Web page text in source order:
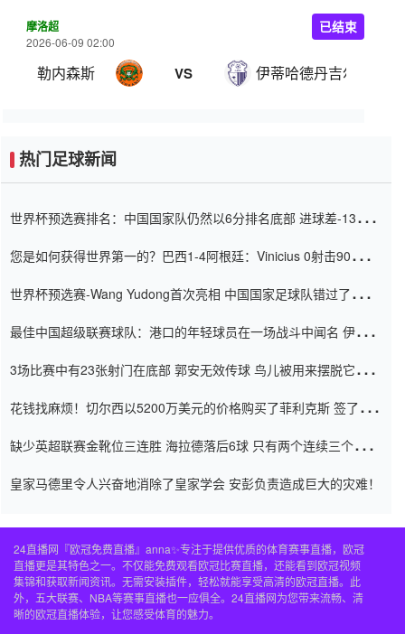
摩洛超
2026-06-09 02:00
勒内森斯 VS 伊蒂哈德丹吉尔
已结束
热门足球新闻
世界杯预选赛排名：中国国家队仍然以6分排名底部 进球差-13令人
您是如何获得世界第一的？巴西1-4阿根廷：Vinicius 0射击90分钟
世界杯预选赛-Wang Yudong首次亮相 中国国家足球队错过了世界
最佳中国超级联赛球队：港口的年轻球员在一场战斗中闻名 伊万放
3场比赛中有23张射门在底部 郭安无效传球 鸟儿被用来摆脱它
花钱找麻烦！切尔西以5200万美元的价格购买了菲利克斯 签了7年
缺少英超联赛金靴位三连胜 海拉德落后6球 只有两个连续三个连续
皇家马德里令人兴奋地消除了皇家学会 安彭负责造成巨大的灾难！
24直播网『欧冠免费直播』anna✨专注于提供优质的体育赛事直播，欧冠
直播更是其特色之一。不仅能免费观看欧冠比赛直播，还能看到欧冠视频
集锦和获取新闻资讯。无需安装插件，轻松就能享受高清的欧冠直播。此
外，五大联赛、NBA等赛事直播也一应俱全。24直播网为您带来流畅、清
晰的欧冠直播体验，让您感受体育的魅力。